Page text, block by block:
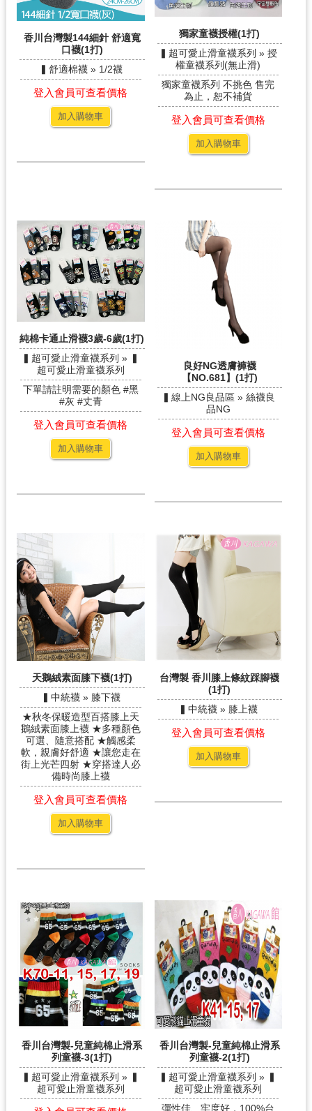
香川台灣製144細針 舒適寬
口襪(1打)
▍舒適棉襪 » 1/2襪
登入會員可查看價格
加入購物車
獨家童襪授權(1打)
▍超可愛止滑童襪系列 » 授
權童襪系列(無止滑)
獨家童襪系列 不挑色 售完
為止，恕不補貨
登入會員可查看價格
加入購物車
純棉卡通止滑襪3歲-6歲(1打)
▍超可愛止滑童襪系列 » ▍
超可愛止滑童襪系列
下單請註明需要的顏色 #黑
#灰 #丈青
登入會員可查看價格
加入購物車
良好NG透膚褲襪
【NO.681】(1打)
▍線上NG良品區 » 絲襪良
品NG
登入會員可查看價格
加入購物車
天鵝絨素面膝下襪(1打)
▍中統襪 » 膝下襪
★秋冬保暖造型百搭膝上天
鵝絨素面膝上襪 ★多種顏色
可選、隨意搭配 ★觸感柔
軟，親膚好舒適 ★讓您走在
街上光芒四射 ★穿搭達人必
備時尚膝上襪
登入會員可查看價格
加入購物車
台灣製 香川膝上條紋踩腳襪
(1打)
▍中統襪 » 膝上襪
登入會員可查看價格
加入購物車
香川台灣製-兒童純棉止滑系
列童襪-3(1打)
▍超可愛止滑童襪系列 » ▍
超可愛止滑童襪系列
香川台灣製-兒童純棉止滑系
列童襪-2(1打)
▍超可愛止滑童襪系列 » ▍
超可愛止滑童襪系列
彈性佳、牢度好，100%台